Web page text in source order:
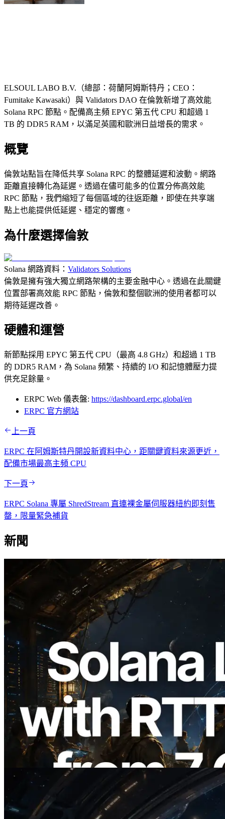
ELSOUL LABO B.V.（總部：荷蘭阿姆斯特丹；CEO：
Fumitake Kawasaki）與 Validators DAO 在倫敦新增了高效能
Solana RPC 節點。配備高主頻 EPYC 第五代 CPU 和超過 1
TB 的 DDR5 RAM，以滿足英國和歐洲日益增長的需求。
概覽
倫敦站點旨在降低共享 Solana RPC 的整體延遲和波動。網路
距離直接轉化為延遲。透過在儘可能多的位置分佈高效能
RPC 節點，我們縮短了每個區域的往返距離，即使在共享端
點上也能提供低延遲、穩定的響應。
為什麼選擇倫敦
Solana 網路資料： Validators Solutions
倫敦是擁有強大獨立網路架構的主要金融中心。透過在此關鍵
位置部署高效能 RPC 節點，倫敦和整個歐洲的使用者都可以
期待延遲改善。
硬體和運營
新節點採用 EPYC 第五代 CPU（最高 4.8 GHz）和超過 1 TB
的 DDR5 RAM，為 Solana 頻繁、持續的 I/O 和記憶體壓力提
供充足餘量。
ERPC Web 儀表盤: https://dashboard.erpc.global/en
ERPC 官方網站
上一頁
ERPC 在阿姆斯特丹開設新資料中心，距關鍵資料來源更近，
配備市場最高主頻 CPU
下一頁
ERPC Solana 專屬 ShredStream 直連裸金屬伺服器紐約即刻售
罄，限量緊急補貨
新聞
2026.08.05
ERPC 擴展 Solana Leader Slot API：新
增全球 7 個區域的 Ping 測量 —
Validators Information API 同步上線